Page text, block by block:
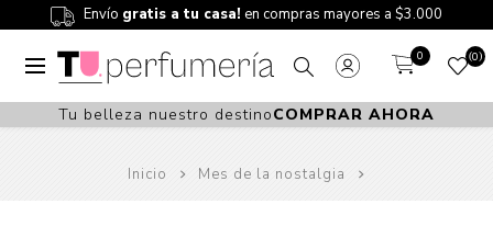
Envío gratis a tu casa! en compras mayores a $3.000
0 0
Tu belleza nuestro destinoCOMPRAR AHORA
Inicio Mes de la nostalgia